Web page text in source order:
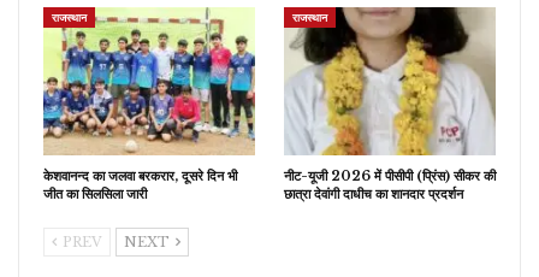
राजस्थान
केशवानन्द का जलवा बरकरार, दूसरे दिन भी
जीत का सिलसिला जारी
राजस्थान
नीट-यूजी 2026 में पीसीपी (प्रिंस) सीकर की
छात्रा देवांगी दाधीच का शानदार प्रदर्शन
PREV NEXT